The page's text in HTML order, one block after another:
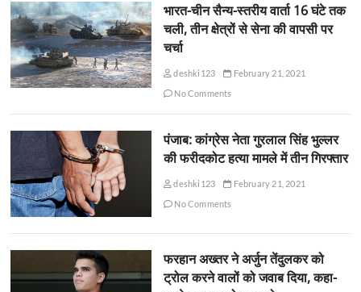
भारत-चीन सैन्य-स्तरीय वार्ता 16 घंटे तक
चली, तीन क्षेत्रों से सेना की वापसी पर
चर्चा
deshki123
February 21, 2021
No Comments
पंजाब: कांग्रेस नेता गुरलाल सिंह भुल्लर
की फरीदकोट हत्या मामले में तीन गिरफ्तार
deshki123
February 21, 2021
No Comments
फरहान अख्तर ने अर्जुन तेंदुलकर को
ट्रोल करने वालों को जवाब दिया, कहा-